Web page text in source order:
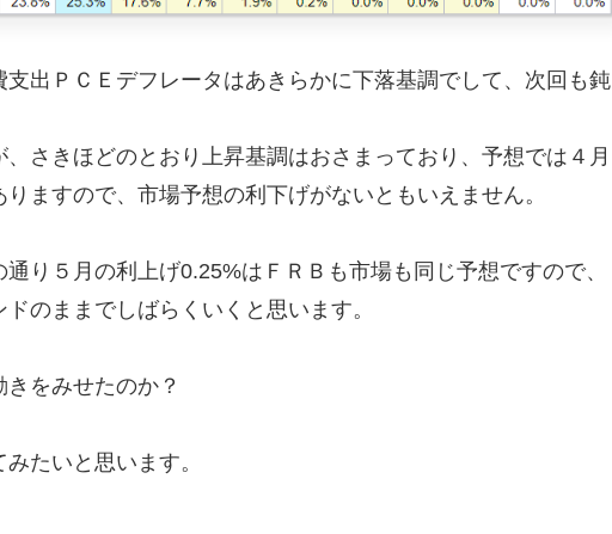
出ＰＣＥデフレータはあきらかに下落基調でして、次回も鈍
さきほどのとおり上昇基調はおさまっており、予想では４月
ますので、市場予想の利下げがないともいえません。
り５月の利上げ0.25%はＦＲＢも市場も同じ予想ですので、
のままでしばらくいくと思います。
をみせたのか？
たいと思います。